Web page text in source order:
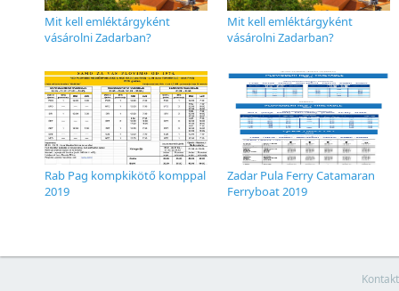
Mit kell emléktárgyként
vásárolni Zadarban?
Mit kell emléktárgyként
vásárolni Zadarban?
Rab Pag kompkikötő komppal
2019
Zadar Pula Ferry Catamaran
Ferryboat 2019
Kontakt